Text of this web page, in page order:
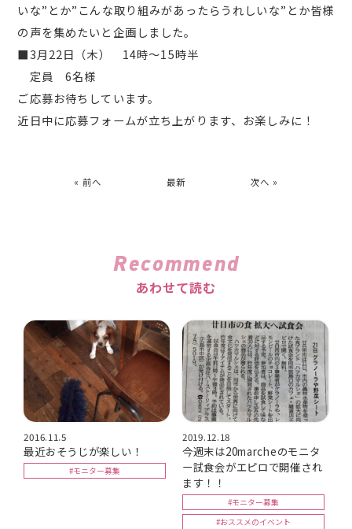
いな”とか”こんな取り組みがあったらうれしいな”とか皆様
の声を集めたいと企画しました。
■3月22日（木） 14時～15時半
定員 6名様
ご応募お待ちしています。
近日中に応募フォームが立ち上がります、お楽しみに！
« 前へ 最新 次へ »
Recommend
あわせて読む
2016.11.5
最近おそうじが楽しい！
#モニター募集
2019.12.18
今週末は20marcheのモニタ
ー試食会がエピロで開催され
ます！！
#モニター募集
#おススメのイベント